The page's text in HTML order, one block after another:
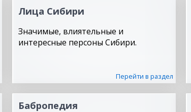
Лица Сибири
Значимые, влиятельные и
интересные персоны Сибири.
Перейти в раздел
Бабропедия